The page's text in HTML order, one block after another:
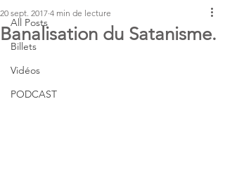
All Posts
Billets
Vidéos
PODCAST
Banalisation du Satanisme.
20 sept. 2017 4 min de lecture